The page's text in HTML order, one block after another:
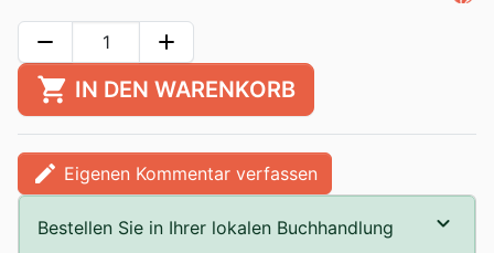
remove add
shopping_cart IN DEN WARENKORB
edit Eigenen Kommentar verfassen
Bestellen Sie in Ihrer lokalen Buchhandlung